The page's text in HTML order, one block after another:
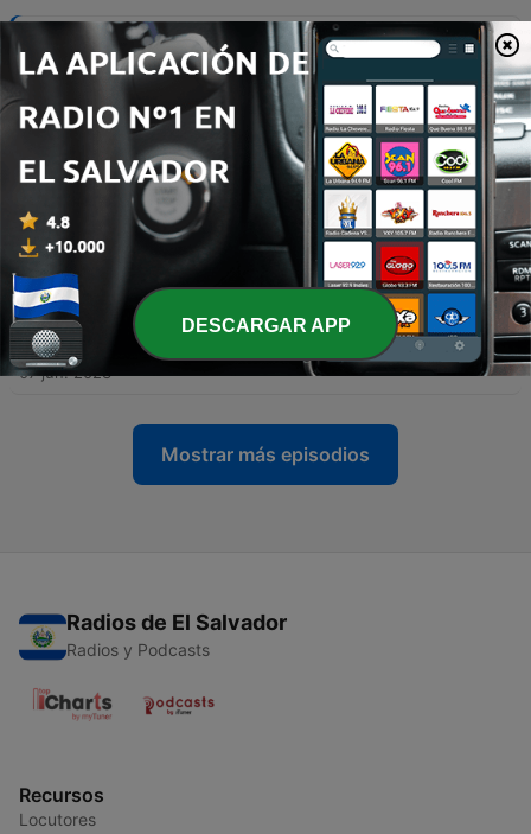
15 EXTREMELY SATISFYING
05 jul. 2023
14 - COFFEE INNOVATION
COFFEE CONNECTIONS
21 jun. 2023
14 jun. 2023
11 - NEXT-GEN
07 jun. 2023
Mostrar más episodios
Radios de El Salvador
Radios y Podcasts
Recursos
Locutores
DESCARGAR APP